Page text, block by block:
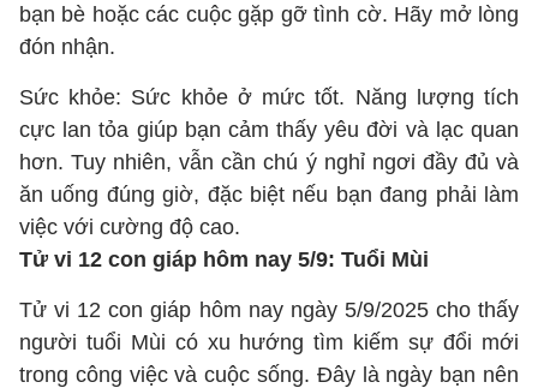
bạn bè hoặc các cuộc gặp gỡ tình cờ. Hãy mở lòng
đón nhận.
Sức khỏe: Sức khỏe ở mức tốt. Năng lượng tích
cực lan tỏa giúp bạn cảm thấy yêu đời và lạc quan
hơn. Tuy nhiên, vẫn cần chú ý nghỉ ngơi đầy đủ và
ăn uống đúng giờ, đặc biệt nếu bạn đang phải làm
việc với cường độ cao.
Tử vi 12 con giáp hôm nay 5/9: Tuổi Mùi
Tử vi 12 con giáp hôm nay ngày 5/9/2025 cho thấy
người tuổi Mùi có xu hướng tìm kiếm sự đổi mới
trong công việc và cuộc sống. Đây là ngày bạn nên